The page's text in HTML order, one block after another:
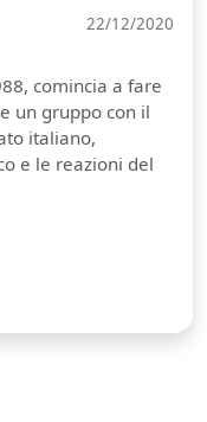
22/12/2020
comincia a fare
un gruppo con il
italiano,
e le reazioni del